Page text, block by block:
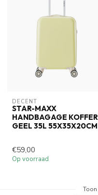
DECENT
STAR-MAXX
HANDBAGAGE KOFFER
GEEL 35L 55X35X20CM
€59,00
Op voorraad
Toon